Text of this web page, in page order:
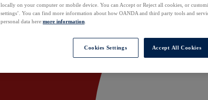
locally on your computer or mobile device. You can Accept or Reject all cookies, or
settings’. You can find more information about how OANDA and third party tools and
personal data here:more information
Cookies Settings Accept All Cookies